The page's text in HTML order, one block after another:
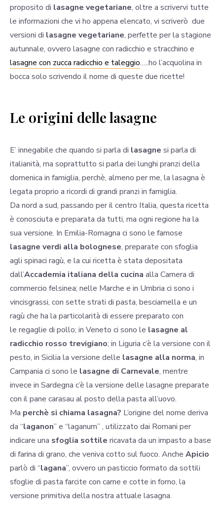
proposito di lasagne vegetariane, oltre a scrivervi tutte
le informazioni che vi ho appena elencato, vi scriverò due
versioni di lasagne vegetariane, perfette per la stagione
autunnale, ovvero lasagne con radicchio e stracchino e
lasagne con zucca radicchio e taleggio…..ho l’acquolina in
bocca solo scrivendo il nome di queste due ricette!
Le origini delle lasagne
E’ innegabile che quando si parla di lasagne si parla di
italianità, ma soprattutto si parla dei lunghi pranzi della
domenica in famiglia, perchè, almeno per me, la lasagna è
legata proprio a ricordi di grandi pranzi in famiglia.
Da nord a sud, passando per il centro Italia, questa ricetta
è conosciuta e preparata da tutti, ma ogni regione ha la
sua versione. In Emilia-Romagna ci sono le famose
lasagne verdi alla bolognese, preparate con sfoglia
agli spinaci ragù, e la cui ricetta è stata depositata
dall’Accademia italiana della cucina alla Camera di
commercio felsinea; nelle Marche e in Umbria ci sono i
vincisgrassi, con sette strati di pasta, besciamella e un
ragù che ha la particolarità di essere preparato con
le regaglie di pollo; in Veneto ci sono le lasagne al
radicchio rosso trevigiano; in Liguria c’è la versione con il
pesto, in Sicilia la versione delle lasagne alla norma, in
Campania ci sono le lasagne di Carnevale, mentre
invece in Sardegna c’è la versione delle lasagne preparate
con il pane carasau al posto della pasta all’uovo.
Ma perchè si chiama lasagna? L’origine del nome deriva
da “laganon” e “laganum” , utilizzato dai Romani per
indicare una sfoglia sottile ricavata da un impasto a base
di farina di grano, che veniva cotto sul fuoco. Anche Apicio
parlò di “lagana”, ovvero un pasticcio formato da sottili
sfoglie di pasta farcite con carne e cotte in forno, la
versione primitiva della nostra attuale lasagna.